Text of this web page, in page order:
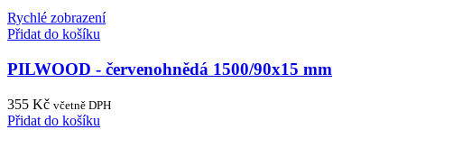
Rychlé zobrazení
Přidat do košíku
PILWOOD - červenohnědá 1500/90x15 mm
355 Kč včetně DPH
Přidat do košíku